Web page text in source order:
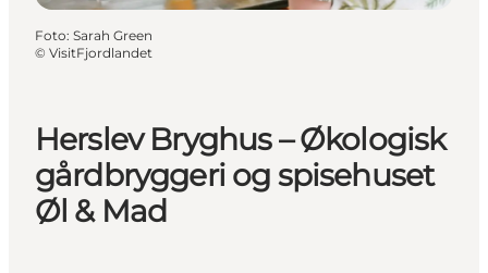
Herslev Bryghus – Økologisk
gårdbryggeri og spisehuset
Øl & Mad
Foto: Sarah Green
© VisitFjordlandet